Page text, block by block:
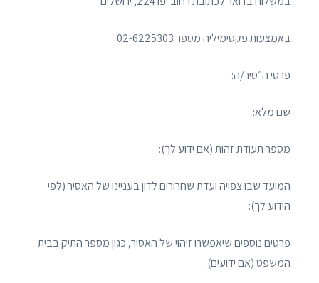
באמצעות פקסימיליה מספר 02-6225303
פרטי ה״סיר/ה:
שם מלא:_______________________
מספר תעודת זהות (אם ידוע לך):
המועד שבו צפויה ועדת שחרורים לדון בעניינו של האסיר (לפי
הידוע לך):
פרטים נוספים שיאפשרו זיהוי של האסיר, כגון מספר התיק בבית
המשפט (אם ידועים):